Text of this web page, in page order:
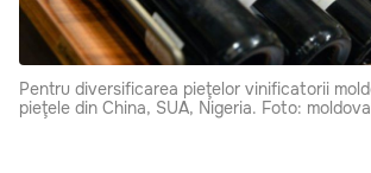
Pentru diversificarea pieţelor vinificatorii
pieţele din China, SUA, Nigeria. Foto: